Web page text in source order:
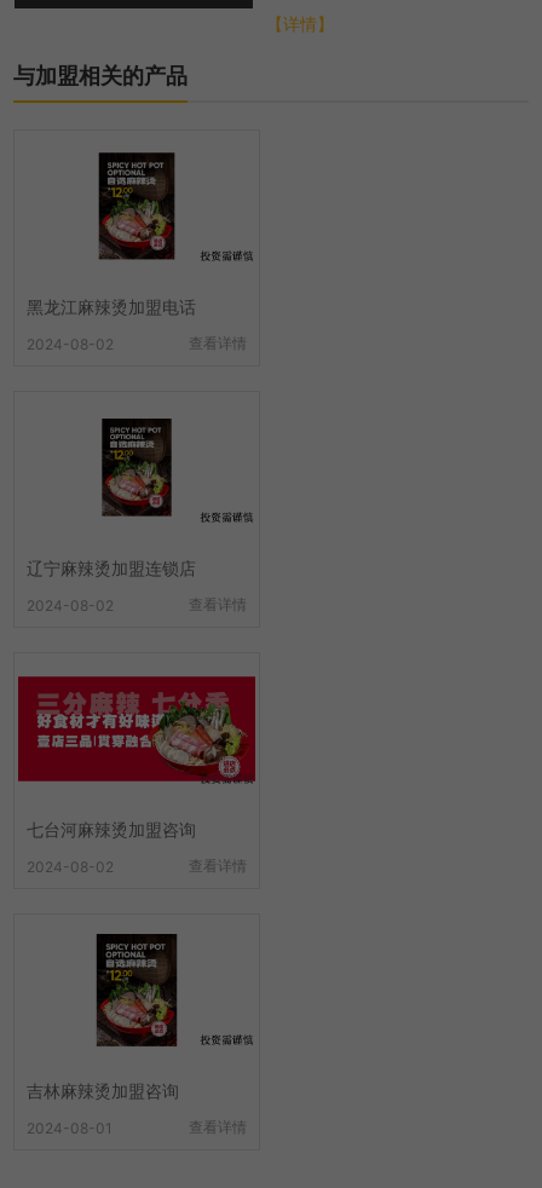
总部会从各个方面进行扶持，帮
助选址布局、培训...
【详情】
与加盟相关的产品
黑龙江麻辣烫加盟电话
2024-08-02 查看详情
辽宁麻辣烫加盟连锁店
2024-08-02 查看详情
七台河麻辣烫加盟咨询
2024-08-02 查看详情
吉林麻辣烫加盟咨询
2024-08-01 查看详情